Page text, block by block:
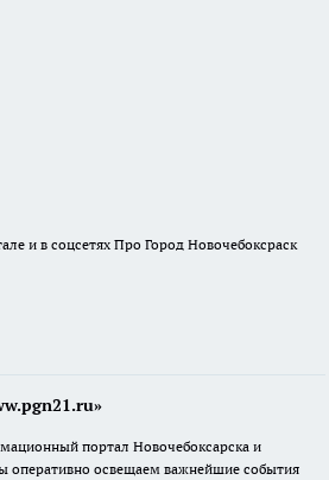
и в соцсетях Про Город Новочебоксраск
портал Новочебоксарска и
оперативно освещаем важнейшие события